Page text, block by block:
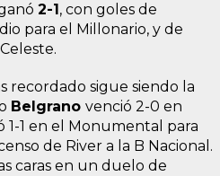
2-1 , con goles de
para el Millonario, y de
recordado sigue siendo la
Belgrano venció 2-0 en
1 en el Monumental para
de River a la B Nacional.
caras en un duelo de